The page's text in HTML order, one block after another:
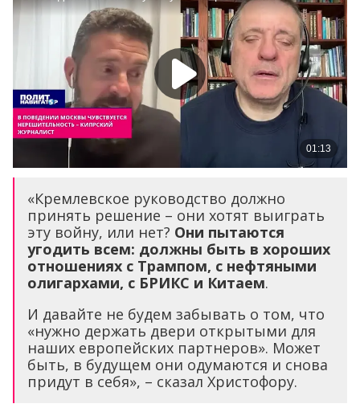
«Кремлевское руководство должно
принять решение – они хотят выиграть
эту войну, или нет? Они пытаются
угодить всем: должны быть в хороших
отношениях с Трампом, с нефтяными
олигархами, с БРИКС и Китаем.
И давайте не будем забывать о том, что
«нужно держать двери открытыми для
наших европейских партнеров». Может
быть, в будущем они одумаются и снова
придут в себя», – сказал Христофору.